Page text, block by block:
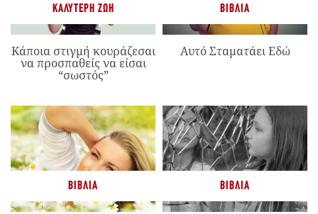
ΚΑΛΎΤΕΡΗ ΖΩΉ
Κάποια στιγμή κουράζεσαι
να προσπαθείς να είσαι
“σωστός”
ΒΙΒΛΊΑ
Αυτό Σταματάει Εδώ
ΒΙΒΛΊΑ ΒΙΒΛΊΑ